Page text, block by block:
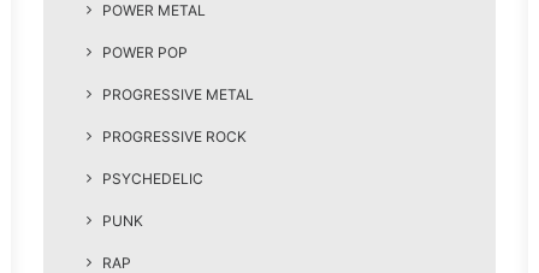
POWER METAL
POWER POP
PROGRESSIVE METAL
PROGRESSIVE ROCK
PSYCHEDELIC
PUNK
RAP